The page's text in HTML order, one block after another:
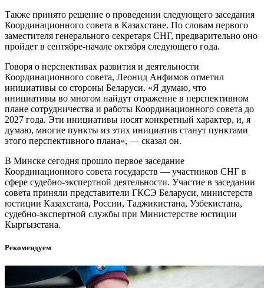
Также принято решение о проведении следующего заседания
Координационного совета в Казахстане. По словам первого
заместителя генерального секретаря СНГ, предварительно оно
пройдет в сентябре-начале октября следующего года.
Говоря о перспективах развития и деятельности
Координационного совета, Леонид Анфимов отметил
инициативы со стороны Беларуси. «Я думаю, что
инициативы во многом найдут отражение в перспективном
плане сотрудничества и работы Координационного совета до
2027 года. Эти инициативы носят конкретный характер, и, я
думаю, многие пункты из этих инициатив станут пунктами
этого перспективного плана», — сказал он.
В Минске сегодня прошло первое заседание
Координационного совета государств — участников СНГ в
сфере судебно-экспертной деятельности. Участие в заседании
совета приняли представители ГКСЭ Беларуси, министерств
юстиции Казахстана, России, Таджикистана, Узбекистана,
судебно-экспертной службы при Министерстве юстиции
Кыргызстана.
Рекомендуем